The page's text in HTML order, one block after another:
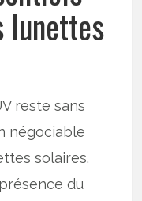
lunettes
reste sans
négociable
solaires.
du